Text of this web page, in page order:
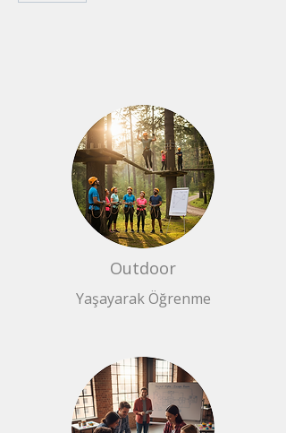
Outdoor
Yaşayarak Öğrenme